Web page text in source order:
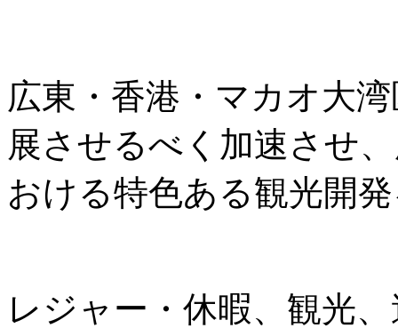
広東・香港・マカオ大
展させるべく加速させ
おける特色ある観光開
レジャー・休暇、観光